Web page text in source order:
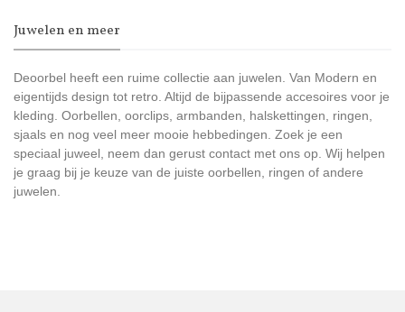
Juwelen en meer
Deoorbel heeft een ruime collectie aan juwelen. Van Modern en
eigentijds design tot retro. Altijd de bijpassende accesoires voor je
kleding. Oorbellen, oorclips, armbanden, halskettingen, ringen,
sjaals en nog veel meer mooie hebbedingen. Zoek je een
speciaal juweel, neem dan gerust contact met ons op. Wij helpen
je graag bij je keuze van de juiste oorbellen, ringen of andere
juwelen.